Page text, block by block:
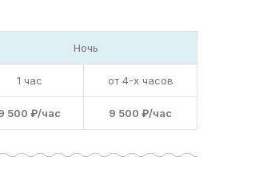
Ночь
1 час от 4-х часов
500 ₽/час 9 500 ₽/час